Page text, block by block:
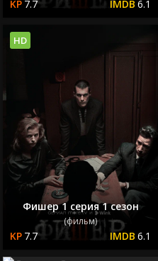
7.7 6.1
Фишер 1 серия 1 сезон
(фильм)
7.7 6.1
HD